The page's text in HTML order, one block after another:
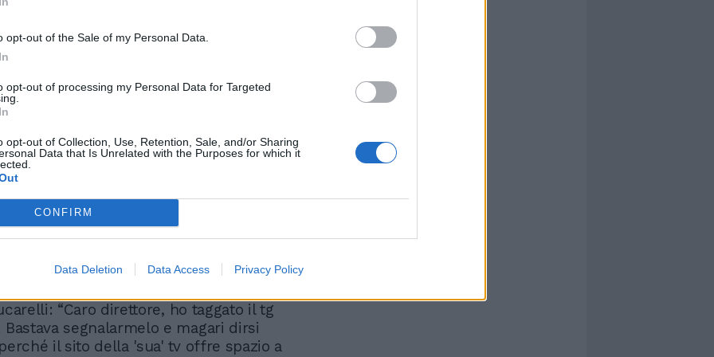
opt-out of the Sale of my Personal Data.
opt-out of processing my Personal Data for Targeted
opt-out of Collection, Use, Retention, Sale, and/or Sharing
Data that Is Unrelated with the Purposes for which it
CONFIRM
Data Deletion Data Access Privacy Policy
Pd...
scena Mentana. Lucarelli tagga il profilo
TgLa7, condotto dal giornalista
il video incriminato fosse stato pubblicato
del canale televisivo. Il direttore sul suo
personale interviene a gamba tesa:
invita il mio tg a vergognarsi per
ma in questi casi almeno le scuse
“Caro direttore, ho taggato il tg
Bastava segnalarmelo e magari dirsi
il sito della 'sua' tv offre spazio a